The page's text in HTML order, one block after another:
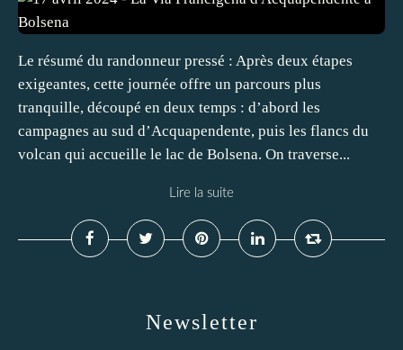
Le résumé du randonneur pressé : Après deux étapes
exigeantes, cette journée offre un parcours plus
tranquille, découpé en deux temps : d’abord les
campagnes au sud d’Acquapendente, puis les flancs du
volcan qui accueille le lac de Bolsena. On traverse...
Lire la suite
Newsletter